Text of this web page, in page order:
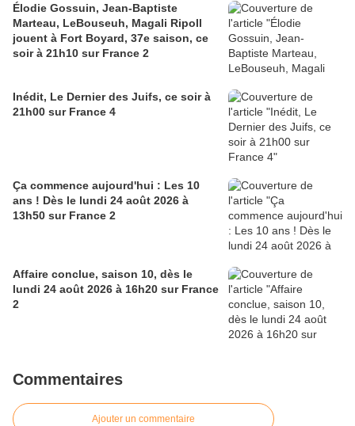
Élodie Gossuin, Jean-Baptiste
Marteau, LeBouseuh, Magali Ripoll
jouent à Fort Boyard, 37e saison, ce
soir à 21h10 sur France 2
Inédit, Le Dernier des Juifs, ce soir à
21h00 sur France 4
Ça commence aujourd'hui : Les 10
ans ! Dès le lundi 24 août 2026 à
13h50 sur France 2
Affaire conclue, saison 10, dès le
lundi 24 août 2026 à 16h20 sur France
2
Commentaires
Ajouter un commentaire